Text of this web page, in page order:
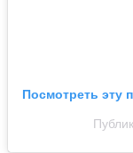
Посмотреть эту